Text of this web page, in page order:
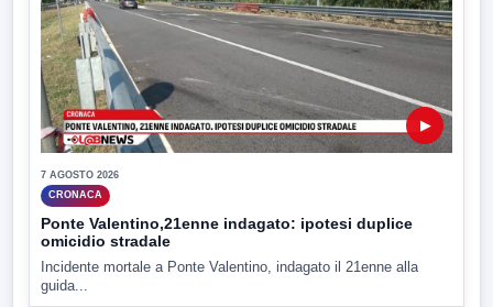
▶
7 AGOSTO 2026
CRONACA
Ponte Valentino,21enne indagato: ipotesi duplice
omicidio stradale
Incidente mortale a Ponte Valentino, indagato il 21enne alla
guida...